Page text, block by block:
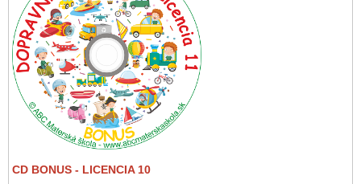
CD BONUS - LICENCIA 10